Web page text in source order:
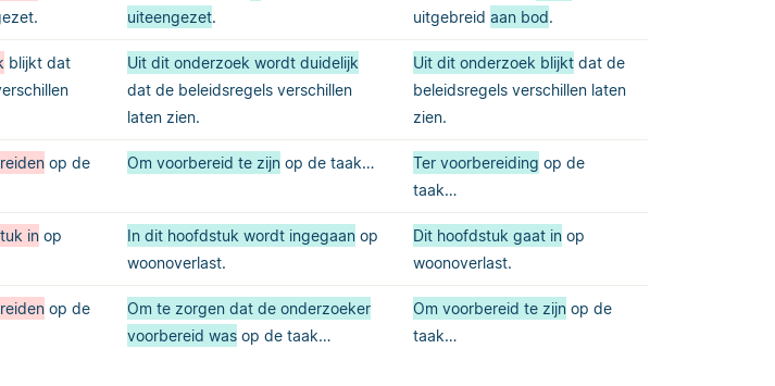
uiteengezet.
uitgebreid aan bod.
blijkt dat
Uit dit onderzoek wordt duidelijk
dat de beleidsregels verschillen
laten zien.
Uit dit onderzoek blijkt dat de
beleidsregels verschillen laten
zien.
op de
Om voorbereid te zijn op de taak… Ter voorbereiding op de
taak…
in op
In dit hoofdstuk wordt ingegaan op
woonoverlast.
Dit hoofdstuk gaat in op
woonoverlast.
op de
Om te zorgen dat de onderzoeker
voorbereid was op de taak…
Om voorbereid te zijn op de
taak…